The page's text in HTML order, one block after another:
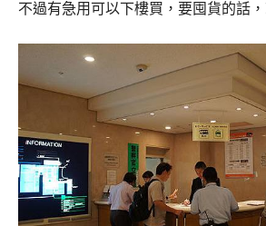
不過有急用可以下樓買，要囤貨的話